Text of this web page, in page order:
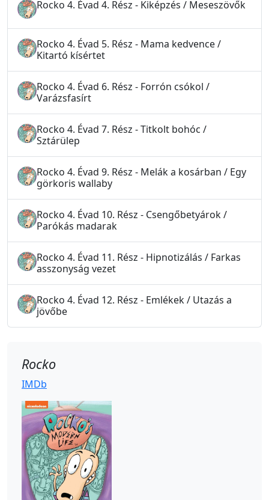
Rocko 4. Évad 4. Rész - Kiképzés / Meseszövők
Rocko 4. Évad 5. Rész - Mama kedvence /
Kitartó kísértet
Rocko 4. Évad 6. Rész - Forrón csókol /
Varázsfasírt
Rocko 4. Évad 7. Rész - Titkolt bohóc /
Sztárülep
Rocko 4. Évad 9. Rész - Melák a kosárban / Egy
görkoris wallaby
Rocko 4. Évad 10. Rész - Csengőbetyárok /
Parókás madarak
Rocko 4. Évad 11. Rész - Hipnotizálás / Farkas
asszonyság vezet
Rocko 4. Évad 12. Rész - Emlékek / Utazás a
jövőbe
Rocko
IMDb